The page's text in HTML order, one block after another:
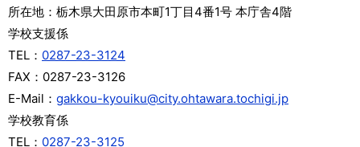
所在地： 栃木県大田原市本町1丁目4番1号 本庁舎4階
学校支援係
TEL： 0287-23-3124
FAX： 0287-23-3126
E-Mail： gakkou-kyouiku@city.ohtawara.tochigi.jp
学校教育係
TEL： 0287-23-3125